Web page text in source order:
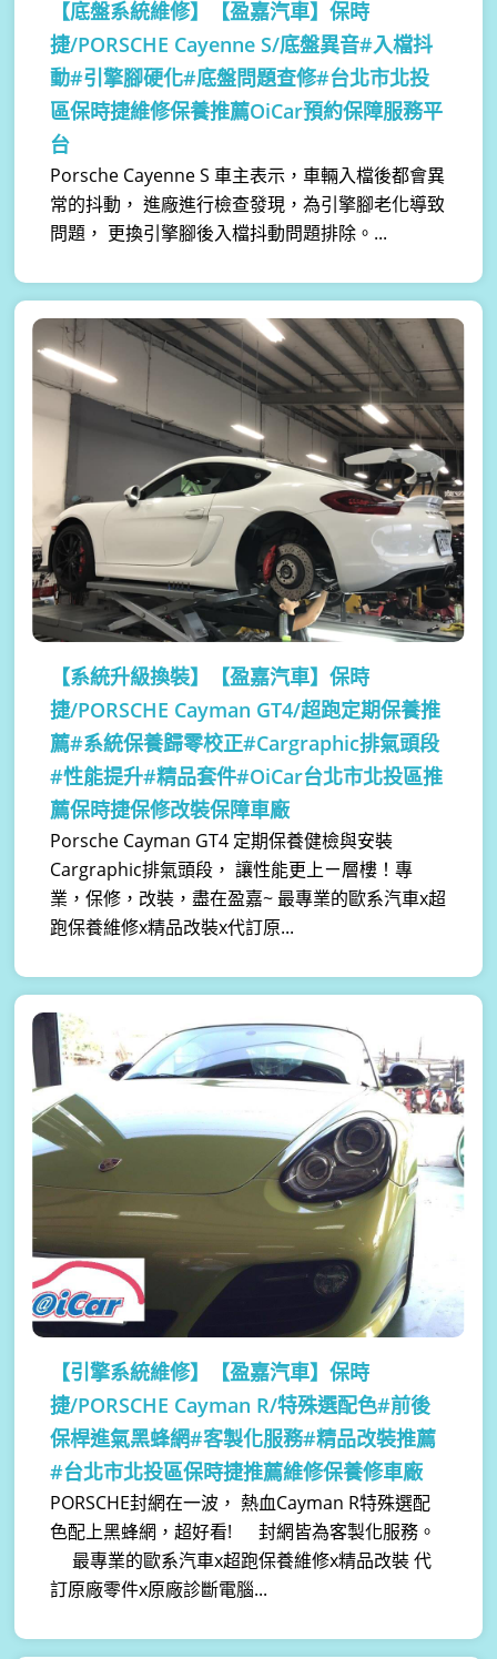
【底盤系統維修】
【盈嘉汽車】保時
捷/PORSCHE Cayenne S/底盤異音#入檔抖
動#引擎腳硬化#底盤問題查修#台北市北投
區保時捷維修保養推薦OiCar預約保障服務平
台
Porsche Cayenne S 車主表示，車輛入檔後都會異
常的抖動， 進廠進行檢查發現，為引擎腳老化導致
問題， 更換引擎腳後入檔抖動問題排除。...
【系統升級換裝】
【盈嘉汽車】保時
捷/PORSCHE Cayman GT4/超跑定期保養推
薦#系統保養歸零校正#Cargraphic排氣頭段
#性能提升#精品套件#OiCar台北市北投區推
薦保時捷保修改裝保障車廠
Porsche Cayman GT4 定期保養健檢與安裝
Cargraphic排氣頭段， 讓性能更上ㄧ層樓！專
業，保修，改裝，盡在盈嘉~ 最專業的歐系汽車x超
跑保養維修x精品改裝x代訂原...
【引擎系統維修】
【盈嘉汽車】保時
捷/PORSCHE Cayman R/特殊選配色#前後
保桿進氣黑蜂網#客製化服務#精品改裝推薦
#台北市北投區保時捷推薦維修保養修車廠
PORSCHE封網在一波， 熱血Cayman R特殊選配
色配上黑蜂網，超好看! 封網皆為客製化服務。
最專業的歐系汽車x超跑保養維修x精品改裝 代
訂原廠零件x原廠診斷電腦...